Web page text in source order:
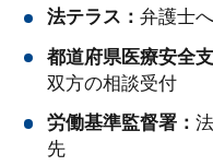
法テラス： 弁護士
都道府県医療安全
双方の相談受付
労働基準監督署：
先